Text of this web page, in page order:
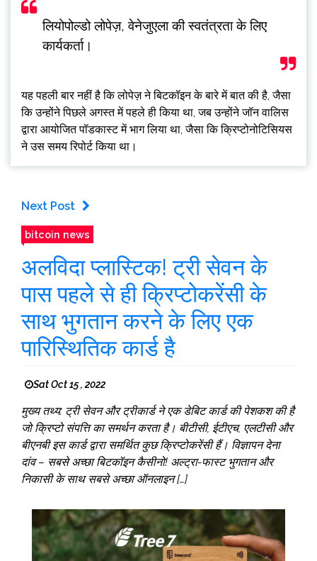
लियोपोल्डो लोपेज़, वेनेजुएला की स्वतंत्रता के लिए
कार्यकर्ता।
यह पहली बार नहीं है कि लोपेज़ ने बिटकॉइन के बारे में बात की है, जैसा
कि उन्होंने पिछले अगस्त में पहले ही किया था, जब उन्होंने जॉन वालिस
द्वारा आयोजित पॉडकास्ट में भाग लिया था, जैसा कि क्रिप्टोनोटिसियस
ने उस समय रिपोर्ट किया था।
Next Post
bitcoin news
अलविदा प्लास्टिक! ट्री सेवन के
पास पहले से ही क्रिप्टोकरेंसी के
साथ भुगतान करने के लिए एक
पारिस्थितिक कार्ड है
Sat Oct 15 , 2022
मुख्य तथ्य: ट्री सेवन और ट्रीकार्ड ने एक डेबिट कार्ड की पेशकश की है
जो क्रिप्टो संपत्ति का समर्थन करता है। बीटीसी, ईटीएच, एलटीसी और
बीएनबी इस कार्ड द्वारा समर्थित कुछ क्रिप्टोकरेंसी हैं। विज्ञापन देना
दांव – सबसे अच्छा बिटकॉइन कैसीनो! अल्ट्रा-फास्ट भुगतान और
निकासी के साथ सबसे अच्छा ऑनलाइन […]